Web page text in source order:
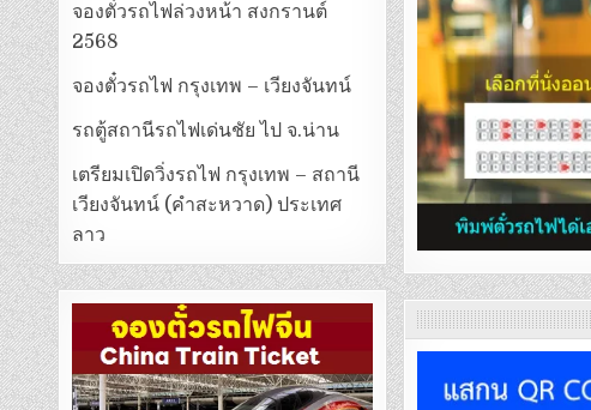
จองตั๋วรถไฟล่วงหน้า สงกรานต์
2568
จองตั๋วรถไฟ กรุงเทพ – เวียงจันทน์
รถตู้สถานีรถไฟเด่นชัย ไป จ.น่าน
เตรียมเปิดวิ่งรถไฟ กรุงเทพ – สถานี
เวียงจันทน์ (คำสะหวาด) ประเทศ
ลาว